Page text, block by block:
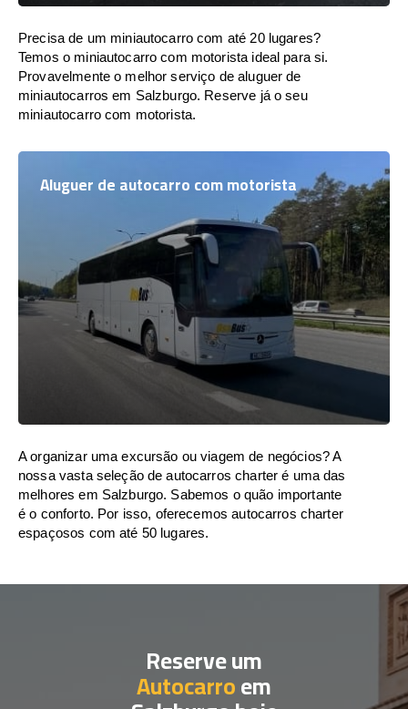
Precisa de um miniautocarro com até 20 lugares?
Temos o miniautocarro com motorista ideal para si.
Provavelmente o melhor serviço de aluguer de
miniautocarros em Salzburgo. Reserve já o seu
miniautocarro com motorista.
Aluguer de autocarro com motorista
A organizar uma excursão ou viagem de negócios? A
nossa vasta seleção de autocarros charter é uma das
melhores em Salzburgo. Sabemos o quão importante
é o conforto. Por isso, oferecemos autocarros charter
espaçosos com até 50 lugares.
Reserve um
Autocarroem